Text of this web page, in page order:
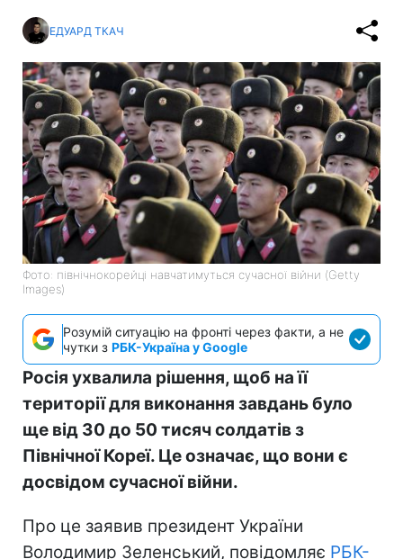
ЕДУАРД ТКАЧ
Фото: північнокорейці навчатимуться сучасної війни (Getty
Images)
Розумій ситуацію на фронті через факти, а не
чутки з РБК-Україна у Google
Росія ухвалила рішення, щоб на її
території для виконання завдань було
ще від 30 до 50 тисяч солдатів з
Північної Кореї. Це означає, що вони є
досвідом сучасної війни.
Про це заявив президент України
Володимир Зеленський, повідомляє РБК-